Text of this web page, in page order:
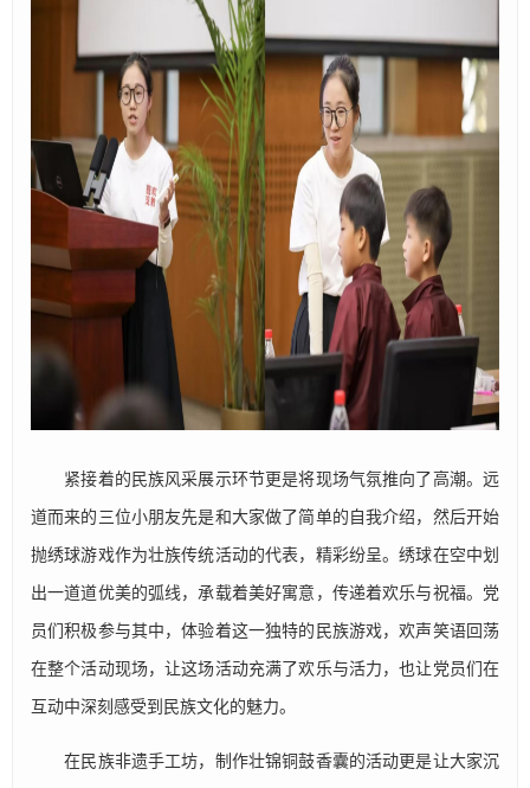
紧接着的民族风采展示环节更是将现场气氛推向了高潮。远
道而来的三位小朋友先是和大家做了简单的自我介绍，然后开始
抛绣球游戏作为壮族传统活动的代表，精彩纷呈。绣球在空中划
出一道道优美的弧线，承载着美好寓意，传递着欢乐与祝福。党
员们积极参与其中，体验着这一独特的民族游戏，欢声笑语回荡
在整个活动现场，让这场活动充满了欢乐与活力，也让党员们在
互动中深刻感受到民族文化的魅力。
在民族非遗手工坊，制作壮锦铜鼓香囊的活动更是让大家沉